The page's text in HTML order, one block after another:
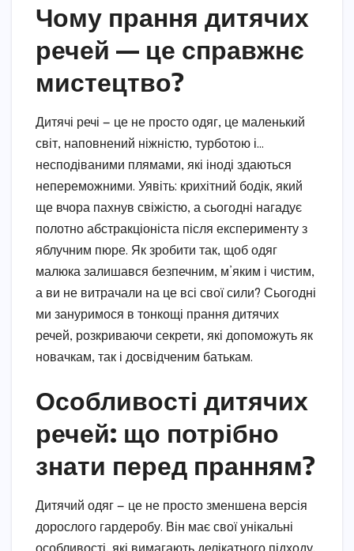
Чому прання дитячих
речей — це справжнє
мистецтво?
Дитячі речі — це не просто одяг, це маленький
світ, наповнений ніжністю, турботою і…
несподіваними плямами, які іноді здаються
непереможними. Уявіть: крихітний бодік, який
ще вчора пахнув свіжістю, а сьогодні нагадує
полотно абстракціоніста після експерименту з
яблучним пюре. Як зробити так, щоб одяг
малюка залишався безпечним, м’яким і чистим,
а ви не витрачали на це всі свої сили? Сьогодні
ми зануримося в тонкощі прання дитячих
речей, розкриваючи секрети, які допоможуть як
новачкам, так і досвідченим батькам.
Особливості дитячих
речей: що потрібно
знати перед пранням?
Дитячий одяг — це не просто зменшена версія
дорослого гардеробу. Він має свої унікальні